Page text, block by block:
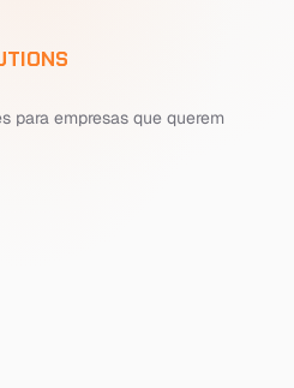
para empresas que querem